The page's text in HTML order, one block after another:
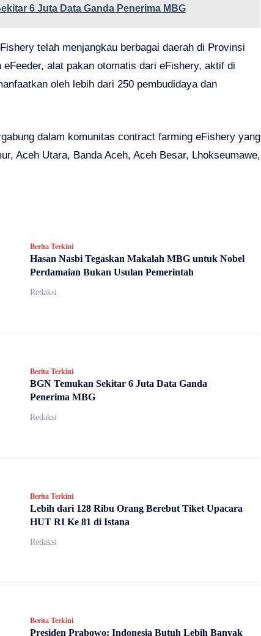
6 Juta Data Ganda Penerima MBG
telah menjangkau berbagai daerah di Provinsi
alat pakan otomatis dari eFishery, aktif di
oleh lebih dari 250 pembudidaya dan
dalam komunitas contract farming eFishery yang
Aceh Utara, Banda Aceh, Aceh Besar, Lhokseumawe,
Berita Terkini
Hasan Nasbi Tegaskan Makalah MBG untuk Nobel
Perdamaian Bukan Usulan Pemerintah
Redaksi
Berita Terkini
BGN Temukan Sekitar 6 Juta Data Ganda
Penerima MBG
Redaksi
Berita Terkini
Lebih dari 128 Ribu Orang Berebut Tiket Upacara
HUT RI Ke 81 di Istana
Redaksi
Berita Terkini
Presiden Prabowo: Indonesia Butuh Lebih Banyak